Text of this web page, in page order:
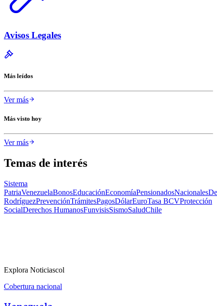
Avisos Legales
Más leídos
Ver más
Más visto hoy
Ver más
Temas de interés
Sistema
PatriaVenezuelaBonosEducaciónEconomíaPensionadosNacionales
RodríguezPrevenciónTrámitesPagosDólarEuroTasa BCVProtección
SocialDerechos HumanosFunvisisSismoSaludChile
Explora Noticiascol
Cobertura nacional